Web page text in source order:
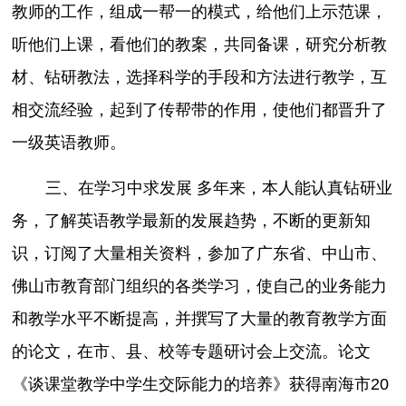
教师的工作，组成一帮一的模式，给他们上示范课，
听他们上课，看他们的教案，共同备课，研究分析教
材、钻研教法，选择科学的手段和方法进行教学，互
相交流经验，起到了传帮带的作用，使他们都晋升了
一级英语教师。
三、在学习中求发展 多年来，本人能认真钻研业
务，了解英语教学最新的发展趋势，不断的更新知
识，订阅了大量相关资料，参加了广东省、中山市、
佛山市教育部门组织的各类学习，使自己的业务能力
和教学水平不断提高，并撰写了大量的教育教学方面
的论文，在市、县、校等专题研讨会上交流。论文
《谈课堂教学中学生交际能力的培养》获得南海市20